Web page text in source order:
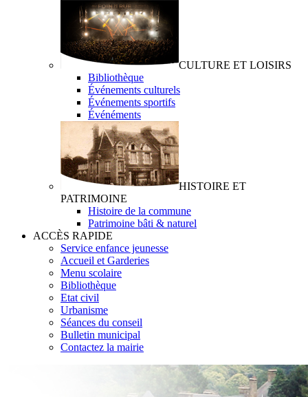
CULTURE ET LOISIRS
Bibliothèque
Événements culturels
Événements sportifs
Événéments
HISTOIRE ET
PATRIMOINE
Histoire de la commune
Patrimoine bâti & naturel
ACCÈS RAPIDE
Service enfance jeunesse
Accueil et Garderies
Menu scolaire
Bibliothèque
Etat civil
Urbanisme
Séances du conseil
Bulletin municipal
Contactez la mairie